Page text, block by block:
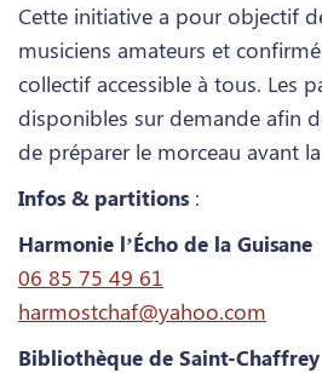
Cette initiative a pour objectif
musiciens amateurs et
collectif accessible à tous. Les
disponibles sur demande afin
de préparer le morceau avant
Infos & partitions :
Harmonie l’Écho de la Guisane
06 85 75 49 61
harmostchaf@yahoo.com
Bibliothèque de Saint-Chaffrey